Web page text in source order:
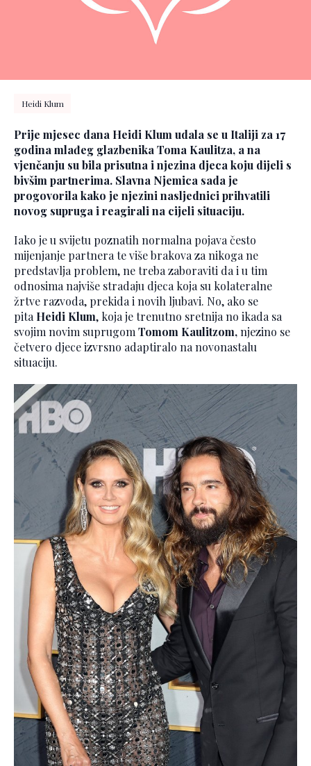
Heidi Klum
Prije mjesec dana Heidi Klum udala se u Italiji za 17
godina mlađeg glazbenika Toma Kaulitza, a na
vjenčanju su bila prisutna i njezina djeca koju dijeli s
bivšim partnerima. Slavna Njemica sada je
progovorila kako je njezini nasljednici prihvatili
novog supruga i reagirali na cijeli situaciju.
Iako je u svijetu poznatih normalna pojava često
mijenjanje partnera te više brakova za nikoga ne
predstavlja problem, ne treba zaboraviti da i u tim
odnosima najviše stradaju djeca koja su kolateralne
žrtve razvoda, prekida i novih ljubavi. No, ako se
pitaHeidi Klum, koja je trenutno sretnija no ikada sa
svojim novim suprugomTomom Kaulitzom,njezino se
četvero djece izvrsno adaptiralo na novonastalu
situaciju.